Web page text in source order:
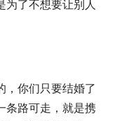
为了不想要让别人
你们只要结婚了
条路可走，就是携